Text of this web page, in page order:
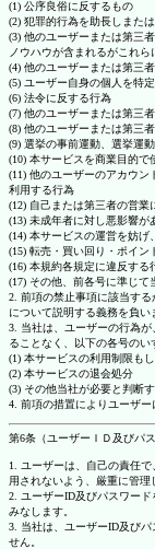
(1) 公序良俗に反するもの
(2) 犯罪的行為を助長しまた
(3) 他のユーザーまたは第三
ノウハウが含まれるがこれ
(4) 他のユーザーまたは第三
(5) ユーザー自身の個人を特
(6) 法令に反する行為
(7) 他のユーザーまたは第三
(8) 他のユーザーまたは第三
(9) 選挙の事前運動、選挙運
(10) 本サービスを商業目的で
(11) 他のユーザーのアカウ
利用する行為
(12) 自己または第三者の営
(13) 未成年者に対し悪影響が
(14) 本サービスの運営を妨
(15) 転売・買い回り・ポイ
(16) 本規約各規定に違反する
(17) その他、前各号に準じ
2. 前項の禁止事項に該当す
について説明する義務を負い
3. 当社は、ユーザーの行為
ることなく、以下の各号のい
(1) 本サービスの利用制限も
(2) 本サービスの退会処分
(3) その他当社が必要と判断
4. 前項の措置によりユーザー
第6条（ユーザーＩＤ及びパ
1. ユーザーは、自己の責任
用されないよう、厳重に管理
2. ユーザーID及びパスワー
みなします。
3. 当社は、ユーザーID及び
せん。